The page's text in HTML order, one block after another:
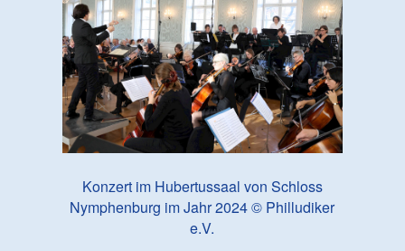
Konzert im Hubertussaal von Schloss
Nymphenburg im Jahr 2024 © Philludiker
e.V.